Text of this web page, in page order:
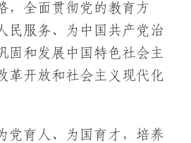
，全面贯彻党的教育方
民服务、为中国共产党治
固和发展中国特色社会主
革开放和社会主义现代化
党育人、为国育才，培养